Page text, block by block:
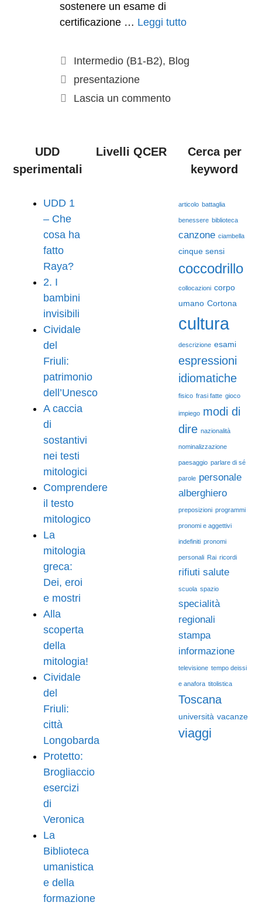
sostenere un esame di
certificazione … Leggi tutto
Intermedio (B1-B2), Blog
presentazione
Lascia un commento
UDD
sperimentali
UDD 1
– Che
cosa ha
fatto
Raya?
2. I
bambini
invisibili
Cividale
del
Friuli:
patrimonio
dell’Unesco
A caccia
di
sostantivi
nei testi
mitologici
Comprendere
il testo
mitologico
La
mitologia
greca:
Dei, eroi
e mostri
Alla
scoperta
della
mitologia!
Cividale
del
Friuli:
città
Longobarda
Protetto:
Brogliaccio
esercizi
di
Veronica
La
Biblioteca
umanistica
e della
formazione
Livelli QCER
Cerca per
keyword
articolo battaglia
benessere biblioteca
canzone ciambella
cinque sensi
coccodrillo
collocazioni corpo
umano Cortona
cultura
descrizione esami
espressioni
idiomatiche
fisico frasi fatte gioco
impiego modi di
dire nazionalità
nominalizzazione
paesaggio parlare di sé
parole personale
alberghiero
preposizioni programmi
pronomi e aggettivi
indefiniti pronomi
personali Rai ricordi
rifiuti salute
scuola spazio
specialità
regionali
stampa
informazione
televisione tempo deissi
e anafora titolistica
Toscana
università vacanze
viaggi